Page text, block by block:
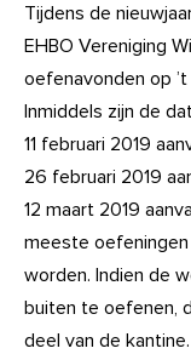
Tijdens de
EHBO Vereniging
oefenavonden op
Inmiddels zijn de
11 februari 2019
26 februari 2019
12 maart 2019
meeste
worden. Indien de
buiten te oefenen,
deel van de